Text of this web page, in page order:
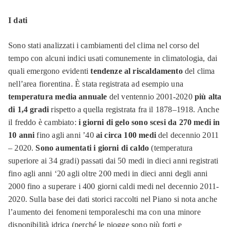
I dati
Sono stati analizzati i cambiamenti del clima nel corso del
tempo con alcuni indici usati comunemente in climatologia, dai
quali emergono evidentitendenze al riscaldamentodel clima
nell’area fiorentina. È stata registrata ad esempio una
temperatura media annuale del ventennio 2001-2020 più alta
di 1,4 gradi rispetto a quella registrata fra il 1878–1918. Anche
il freddo è cambiato: i giorni di gelo sono scesi da 270 medi in
10 anni fino agli anni ’40 ai circa 100 medidel decennio 2011
– 2020.Sono aumentati i giorni di caldo(temperatura
superiore ai 34 gradi) passati dai 50 medi in dieci anni registrati
fino agli anni ‘20 agli oltre 200 medi in dieci anni degli anni
2000 fino a superare i 400 giorni caldi medi nel decennio 2011-
2020. Sulla base dei dati storici raccolti nel Piano si nota anche
l’aumento dei fenomeni temporaleschi ma con una minore
disponibilità idrica (perché le piogge sono più forti e